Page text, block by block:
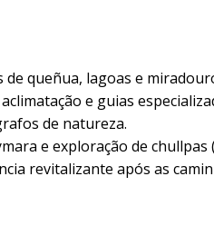
queñua, lagoas e
e guias
de natureza.
e exploração de
revitalizante após as